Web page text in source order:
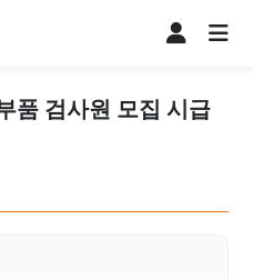
품 검사원 모집 시급